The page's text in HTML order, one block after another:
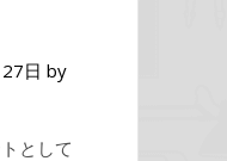
日 by
として